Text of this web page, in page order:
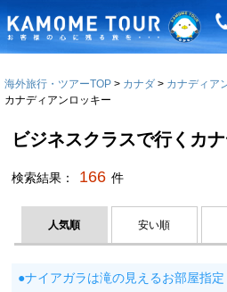
海外旅行・ツアーTOP カナダ カナディア
カナディアンロッキー
ビジネスクラスで行くカ
検索結果： 166 件
人気順 安い順
●ナイアガラは滝の見えるお部屋指